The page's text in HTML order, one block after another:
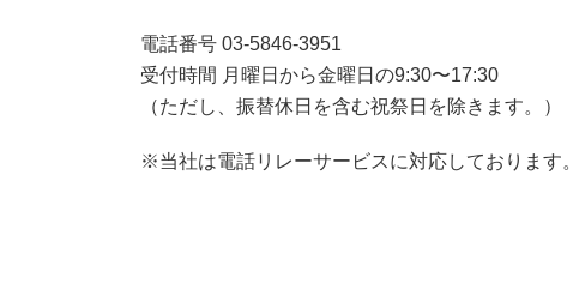
電話番号 03-5846-3951
受付時間 月曜日から金曜日の9:30〜17:30
（ただし、振替休日を含む祝祭日を除きます。）
※当社は電話リレーサービスに対応しております。